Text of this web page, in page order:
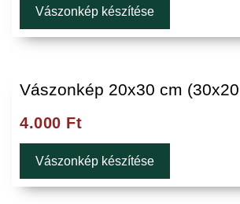
Vászonkép készítése
Vászonkép 20x30 cm
4.000 Ft
Vászonkép készítése